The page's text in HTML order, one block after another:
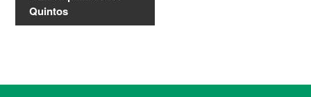
Quintos